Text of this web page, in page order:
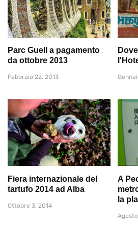
Parc Guell a pagamento
da ottobre 2013
Febbraio 22, 2013
Fiera internazionale del
tartufo 2014 ad Alba
Ottobre 3, 2014
A
la